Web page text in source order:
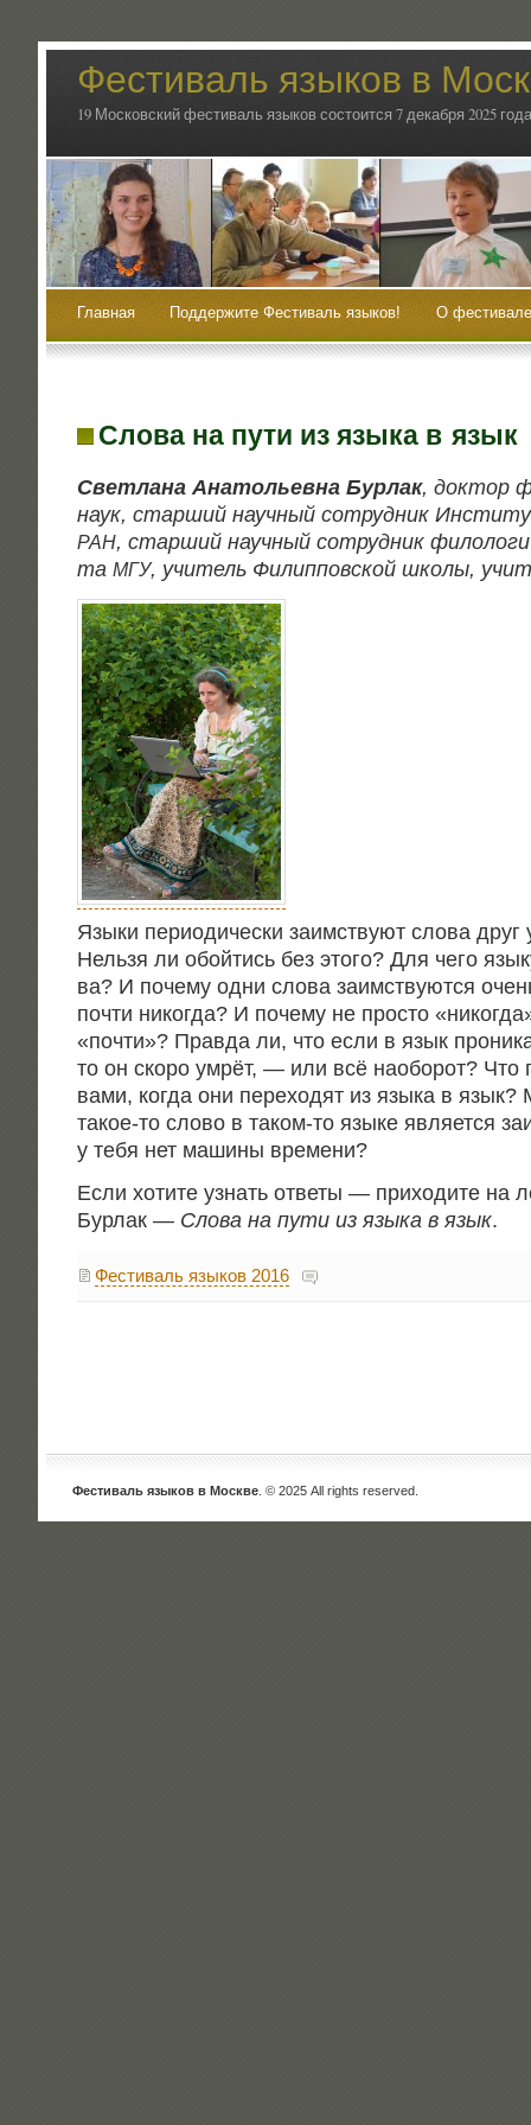
Фестиваль языков в
19 Московский фестиваль языков состоится 7 декабря 2025
Главная Поддержите Фестиваль языков! О
Слова на пути из языка в язык
Свет­ла­на Ана­то­льев­на Бур­лак, док­тор
наук, стар­ший науч­ный сотруд­ник
РАН, стар­ший науч­ный сотруд­ник
та МГУ, учи­тель Филип­по­в­ской шко­лы,
Язы­ки пери­о­ди­че­ски заим­ству­ют сло­ва друг
Нель­зя ли обой­тись без это­го? Для чего
ва? И поче­му одни сло­ва заим­ству­ют­ся
почти нико­гда? И поче­му не про­сто
«почти»? Прав­да ли, что если в язык
то он ско­ро умрёт, — или всё наобо­рот? Что
ва­ми, когда они пере­хо­дят из язы­ка в язык?
такое-то сло­во в таком-то язы­ке явля­ет­ся
у тебя нет маши­ны времени?
Если хоти­те узнать отве­ты — при­хо­ди­те на
Бур­лак — Сло­ва на пути из язы­ка в язык.
Фестиваль языков 2016
Фестиваль языков в Москве . © 2025 All rights reserved.